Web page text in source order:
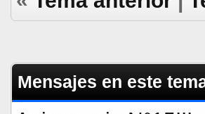
Mensajes en este